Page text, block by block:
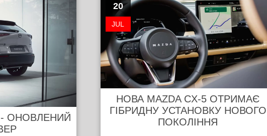
- ОНОВЛЕНИЙ
20
JUL
НОВА MAZDA CX-5 ОТРИМАЄ
ГІБРИДНУ УСТАНОВКУ НОВОГО
ПОКОЛІННЯ